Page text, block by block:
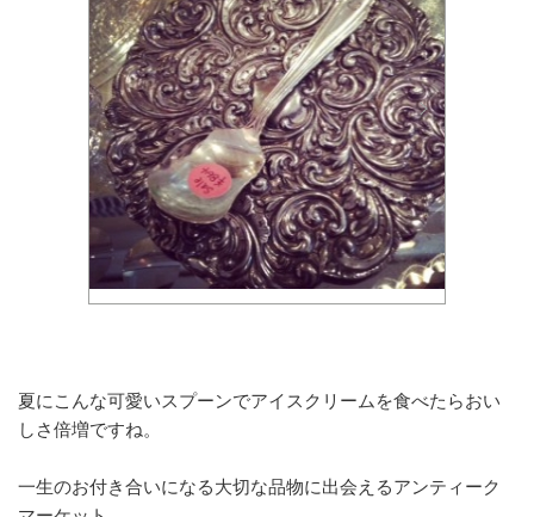
夏にこんな可愛いスプーンでアイスクリームを食べたらおい
しさ倍増ですね。
一生のお付き合いになる大切な品物に出会えるアンティーク